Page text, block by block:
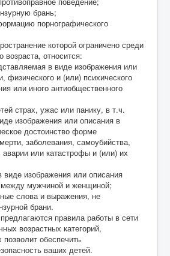
брань;
порнографического
которой ограничено среди
возраста, относится:
в виде изображения или
физического и (или) психического
или иного антиобщественного
страх, ужас или панику, в т.ч.
изображения или описания в
достоинство форме
заболевания, самоубийства,
аварии или катастрофы и (или) их
изображения или описания
мужчиной и женщиной;
слова и выражения, не
брани.
правила работы в сети
возрастных категорий,
обеспечить
ваших детей.